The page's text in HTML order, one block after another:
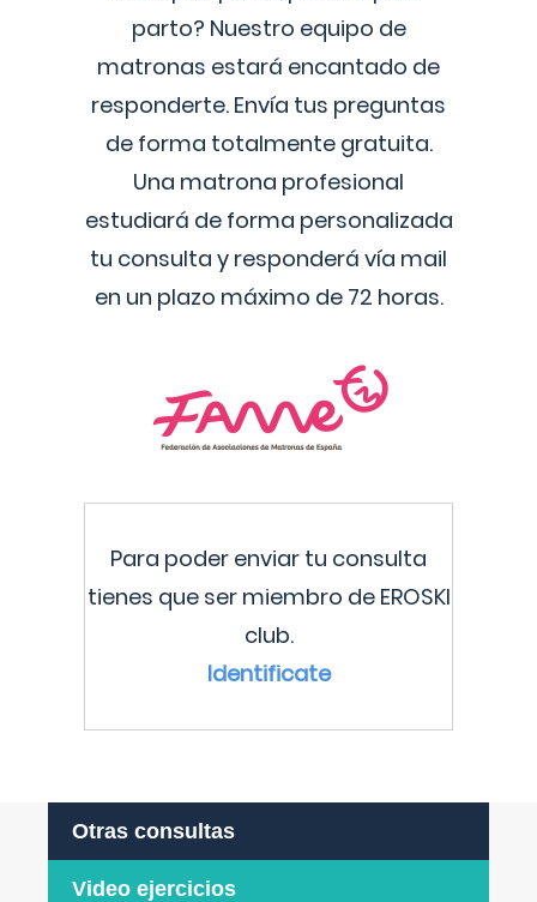
parto? Nuestro equipo de
matronas estará encantado de
responderte. Envía tus preguntas
de forma totalmente gratuita.
Una matrona profesional
estudiará de forma personalizada
tu consulta y responderá vía mail
en un plazo máximo de 72 horas.
Para poder enviar tu consulta
tienes que ser miembro de EROSKI
club.
Identificate
Otras consultas
Video ejercicios